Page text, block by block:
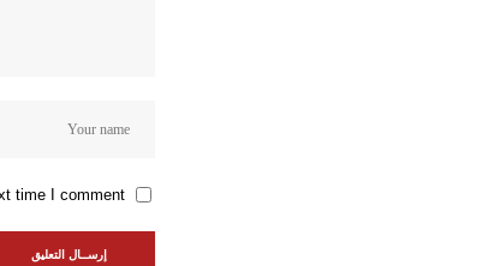
time I comment.